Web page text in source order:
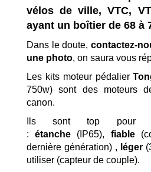
vélos de ville, VTC,
ayant un boîtier de 68 à
Dans le doute, contactez-
une photo, on saura vous
Les kits moteur pédalier
750w) sont des moteurs
canon.
Ils sont top pour
:étanche (IP65), fiable
dernière génération) , léger
utiliser (capteur de couple).